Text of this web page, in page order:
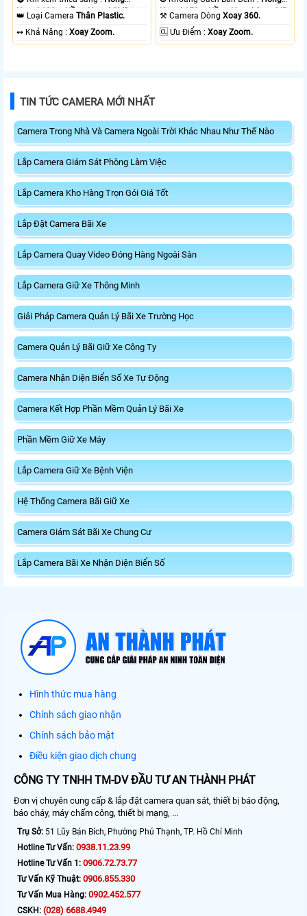
Ngoại 100m Hồng Ngoại SMD.
👑 Loại CameraThân Plastic.
️↭ Khả Năng :Xoay Zoom.
Ngoại 150m Hồng Ngoại Smart IR.
⚒ Camera DòngXoay 360.
️🆑 Ưu Điểm :Xoay Zoom.
TIN TỨC CAMERA MỚI NHẤT
Camera Trong Nhà Và Camera Ngoài Trời Khác Nhau Như Thế Nào
Lắp Camera Giám Sát Phòng Làm Việc
Lắp Camera Kho Hàng Trọn Gói Giá Tốt
Lắp Đặt Camera Bãi Xe
Lắp Camera Quay Video Đóng Hàng Ngoài Sàn
Lắp Camera Giữ Xe Thông Minh
Giải Pháp Camera Quản Lý Bãi Xe Trường Học
Camera Quản Lý Bãi Giữ Xe Công Ty
Camera Nhận Diện Biển Số Xe Tự Động
Camera Kết Hợp Phần Mềm Quản Lý Bãi Xe
Phần Mềm Giữ Xe Máy
Lắp Camera Giữ Xe Bệnh Viện
Hệ Thống Camera Bãi Giữ Xe
Camera Giám Sát Bãi Xe Chung Cư
Lắp Camera Bãi Xe Nhận Diện Biển Số
Hình thức mua hàng
Chính sách giao nhận
Chính sách bảo mật
Điều kiện giao dịch chung
CÔNG TY TNHH TM-DV ĐẦU TƯ AN THÀNH PHÁT
Đơn vị chuyên cung cấp & lắp đặt camera quan sát, thiết bị báo động,
báo cháy, máy chấm công, thiết bị mạng, ...
Trụ Sở: 51 Lũy Bán Bích, Phường Phú Thạnh, TP. Hồ Chí Minh
Hotline Tư Vấn: 0938.11.23.99
Hotline Tư Vấn 1: 0906.72.73.77
Tư Vấn Kỹ Thuật: 0906.855.330
Tư Vấn Mua Hàng: 0902.452.577
CSKH: (028) 6688.4949